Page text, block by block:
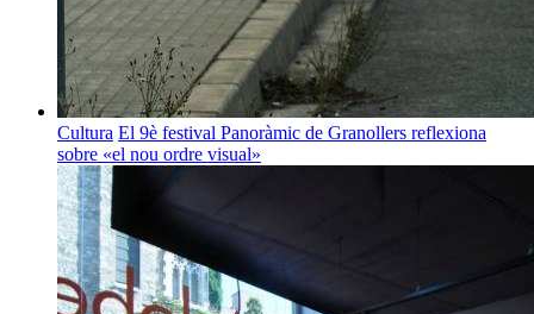
Cultura El 9è festival Panoràmic de Granollers reflexiona
sobre «el nou ordre visual»